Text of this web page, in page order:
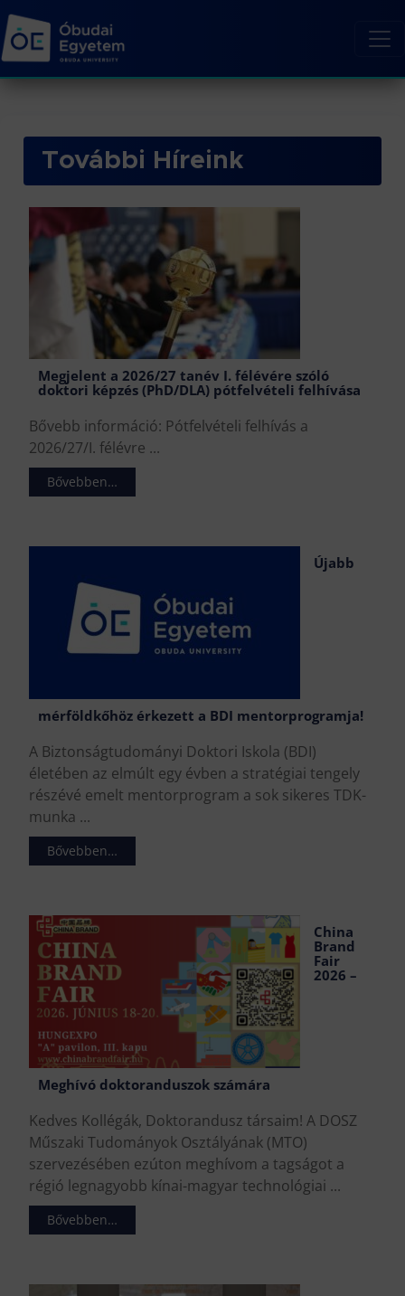
További Híreink
Megjelent a 2026/27 tanév I. félévére szóló
doktori képzés (PhD/DLA) pótfelvételi felhívása
Bővebb információ: Pótfelvételi felhívás a
2026/27/I. félévre ...
Bővebben…
Újabb
mérföldkőhöz érkezett a BDI mentorprogramja!
A Biztonságtudományi Doktori Iskola (BDI)
életében az elmúlt egy évben a stratégiai tengely
részévé emelt mentorprogram a sok sikeres TDK-
munka ...
Bővebben…
China
Brand
Fair
2026 –
Meghívó doktoranduszok számára
Kedves Kollégák, Doktorandusz társaim! A DOSZ
Műszaki Tudományok Osztályának (MTO)
szervezésében ezúton meghívom a tagságot a
régió legnagyobb kínai-magyar technológiai ...
Bővebben…